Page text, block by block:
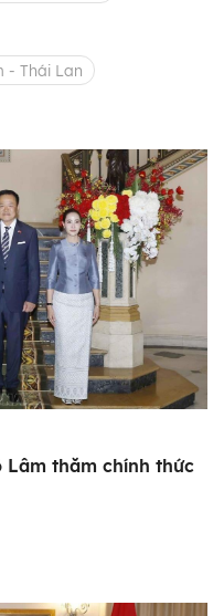
- Thái Lan
Lâm thăm chính thức